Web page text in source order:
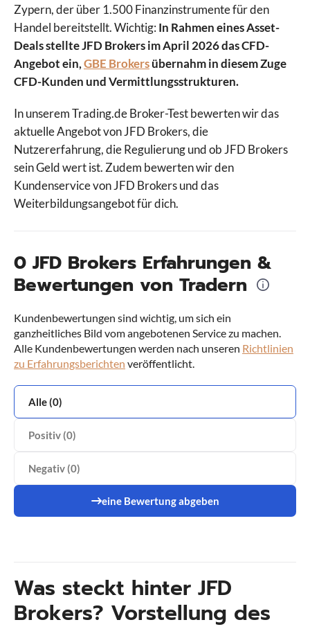
Zypern, der über 1.500 Finanzinstrumente für den
Handel bereitstellt. Wichtig: In Rahmen eines Asset-
Deals stellte JFD Brokers im April 2026 das CFD-
Angebot ein,GBE Brokersübernahm in diesem Zuge
CFD-Kunden und Vermittlungsstrukturen.
In unserem Trading.de Broker-Test bewerten wir das
aktuelle Angebot von JFD Brokers, die
Nutzererfahrung, die Regulierung und ob JFD Brokers
sein Geld wert ist. Zudem bewerten wir den
Kundenservice von JFD Brokers und das
Weiterbildungsangebot für dich.
0 JFD Brokers Erfahrungen &
Bewertungen von Tradern
Kundenbewertungen sind wichtig, um sich ein
ganzheitliches Bild vom angebotenen Service zu machen.
Alle Kundenbewertungen werden nach unseren Richtlinien
zu Erfahrungsberichten veröffentlicht.
Alle (0)
Positiv (0)
Negativ (0)
eine Bewertung abgeben
Was steckt hinter JFD
Brokers? Vorstellung des